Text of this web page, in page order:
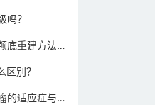
吗？
底重建方法包
区别？
的适应症与禁